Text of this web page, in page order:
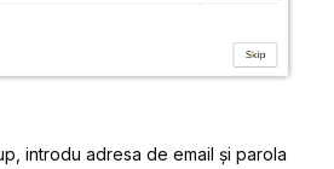
introdu adresa de email și parola